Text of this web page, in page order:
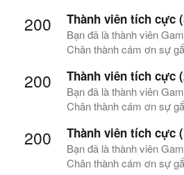
200 Thành viên tích cực
Bạn đã là thành viên
Chân thành cám ơn sự
200 Thành viên tích cực
Bạn đã là thành viên
Chân thành cám ơn sự
200 Thành viên tích cực
Bạn đã là thành viên
Chân thành cám ơn sự